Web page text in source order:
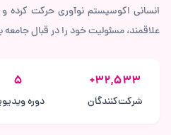
انسانی اکوسیستم نوآوری حرکت کرده
علاقمند، مسئولیت خود را در قبال جامعه
32,533
+
شرکت‌کنندگان
5
دوره